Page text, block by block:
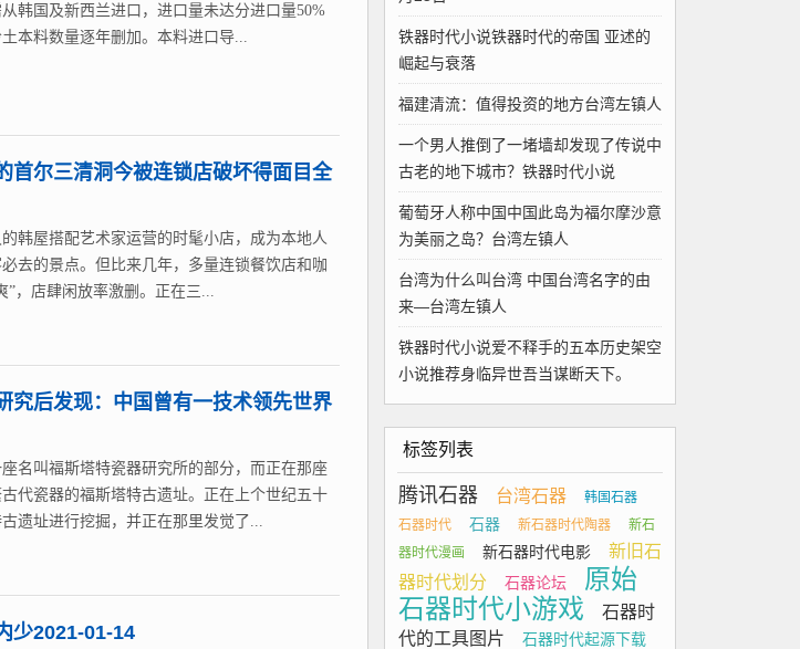
韩国及新西兰进口，进口量未达分进口量50%
本料数量逐年删加。本料进口导...
首尔三清洞今被连锁店破坏得面目全
韩屋搭配艺术家运营的时髦小店，成为本地人
去的景点。但比来几年，多量连锁餐饮店和咖
”，店肆闲放率激删。正在三...
究后发现：中国曾有一技术领先世界
名叫福斯塔特瓷器研究所的部分，而正在那座
代瓷器的福斯塔特古遗址。正在上个世纪五十
遗址进行挖掘，并正在那里发觉了...
少2021-01-14
铁器时代小说铁器时代的帝国 亚述的
崛起与衰落
福建清流：值得投资的地方台湾左镇人
一个男人推倒了一堵墙却发现了传说中
古老的地下城市？铁器时代小说
葡萄牙人称中国中国此岛为福尔摩沙意
为美丽之岛？台湾左镇人
台湾为什么叫台湾 中国台湾名字的由
来—台湾左镇人
铁器时代小说爱不释手的五本历史架空
小说推荐身临异世吾当谋断天下。
标签列表
腾讯石器 台湾石器
韩国石器
石器时代
石器 新石器时代陶器
新石
器时代漫画
新石器时代电影
新旧石
器时代划分
石器论坛
原始
石器时代小游戏
石器时
代的工具图片
石器时代起源下载